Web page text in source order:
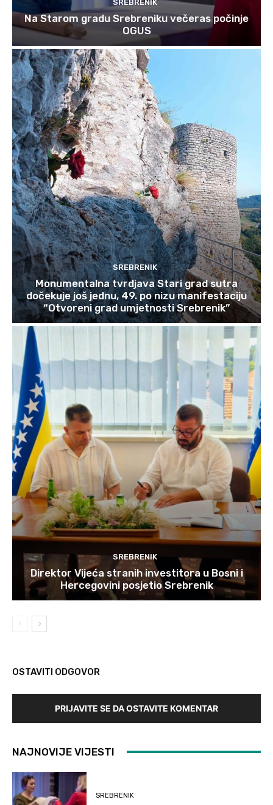
SREBRENIK
Na Starom gradu Srebreniku večeras počinje
OGUS
SREBRENIK
Monumentalna tvrdjava Stari grad sutra
dočekuje još jednu, 49. po nizu manifestaciju
“Otvoreni grad umjetnosti Srebrenik”
SREBRENIK
Direktor Vijeća stranih investitora u Bosni i
Hercegovini posjetio Srebrenik
OSTAVITI ODGOVOR
PRIJAVITE SE DA OSTAVITE KOMENTAR
NAJNOVIJE VIJESTI
SREBRENIK